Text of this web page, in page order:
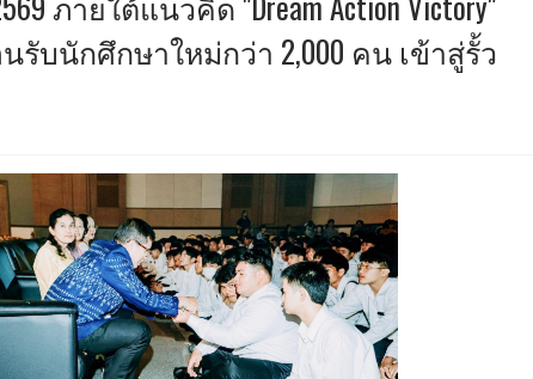
รับนักศึกษาใหม่กว่า 2,000 คน เข้าสู่รั้ว